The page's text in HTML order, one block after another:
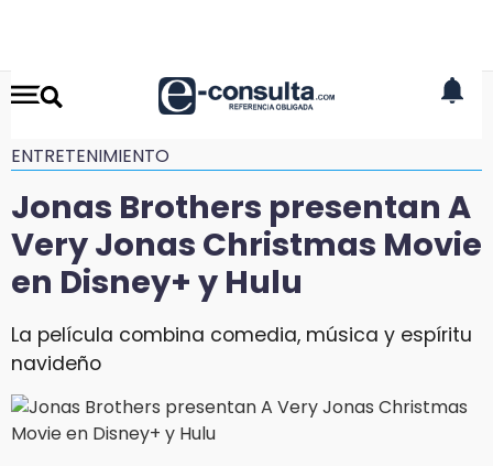
ENTRETENIMIENTO
Jonas Brothers presentan A
Very Jonas Christmas Movie
en Disney+ y Hulu
La película combina comedia, música y espíritu
navideño